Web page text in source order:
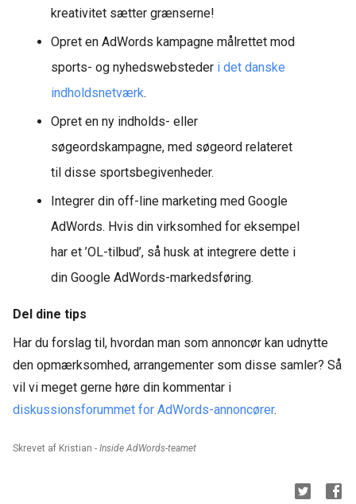
kreativitet sætter grænserne!
Opret en AdWords kampagne målrettet mod
sports- og nyhedswebsteder i det danske
indholdsnetværk.
Opret en ny indholds- eller
søgeordskampagne, med søgeord relateret
til disse sportsbegivenheder.
Integrer din off-line marketing med Google
AdWords. Hvis din virksomhed for eksempel
har et ’OL-tilbud’, så husk at integrere dette i
din Google AdWords-markedsføring.
Del dine tips
Har du forslag til, hvordan man som annoncør kan udnytte
den opmærksomhed, arrangementer som disse samler? Så
vil vi meget gerne høre din kommentar i
diskussionsforummet for AdWords-annoncører.
Skrevet af Kristian - Inside AdWords-teamet